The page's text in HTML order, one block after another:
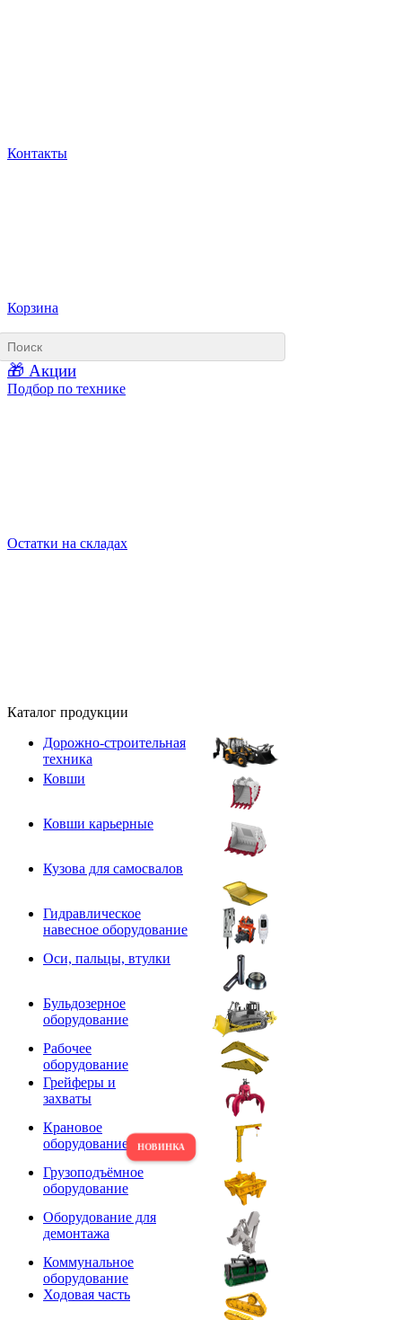
Контакты
Корзина
🎁 Акции
Подбор по технике
Остатки на складах
Каталог продукции
Дорожно-строительная
техника
Ковши
Ковши карьерные
Кузова для самосвалов
Гидравлическое
навесное оборудование
Оси, пальцы, втулки
Бульдозерное
оборудование
Рабочее
оборудование
Грейферы и
захваты
Крановое
оборудование
Грузоподъёмное
оборудование
Оборудование для
демонтажа
Коммунальное
оборудование
Ходовая часть